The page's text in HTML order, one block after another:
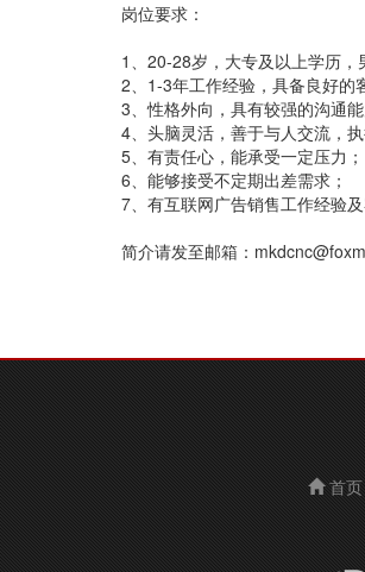
岗位要求：
1、20-28岁，大专及以上学历，
2、1-3年工作经验，具备良好的
3、性格外向，具有较强的沟通
4、头脑灵活，善于与人交流，
5、有责任心，能承受一定压力；
6、能够接受不定期出差需求；
7、有互联网广告销售工作经验及
简介请发至邮箱：
首页